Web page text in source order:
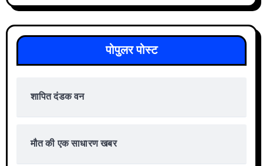
पोपुलर पोस्ट
शापित दंडक वन
मौत की एक साधारण खबर